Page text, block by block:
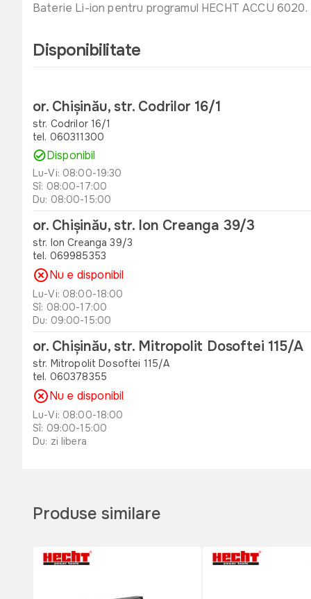
Baterie Li-ion pentru programul HECHT ACCU 6020.
Disponibilitate
or. Chișinău, str. Codrilor 16/1
str. Codrilor 16/1
tel. 060311300
Disponibil
Lu-Vi: 08:00-19:30
Sî: 08:00-17:00
Du: 08:00-15:00
or. Chișinău, str. Ion Creanga 39/3
str. Ion Creanga 39/3
tel. 069985353
Nu e disponibil
Lu-Vi: 08:00-18:00
Sî: 08:00-17:00
Du: 09:00-15:00
or. Chișinău, str. Mitropolit Dosoftei 115/A
str. Mitropolit Dosoftei 115/A
tel. 060378355
Nu e disponibil
Lu-Vi: 08:00-18:00
Sî: 09:00-15:00
Du: zi libera
Disponibil
Du: 08:00-15:00
Produse similare